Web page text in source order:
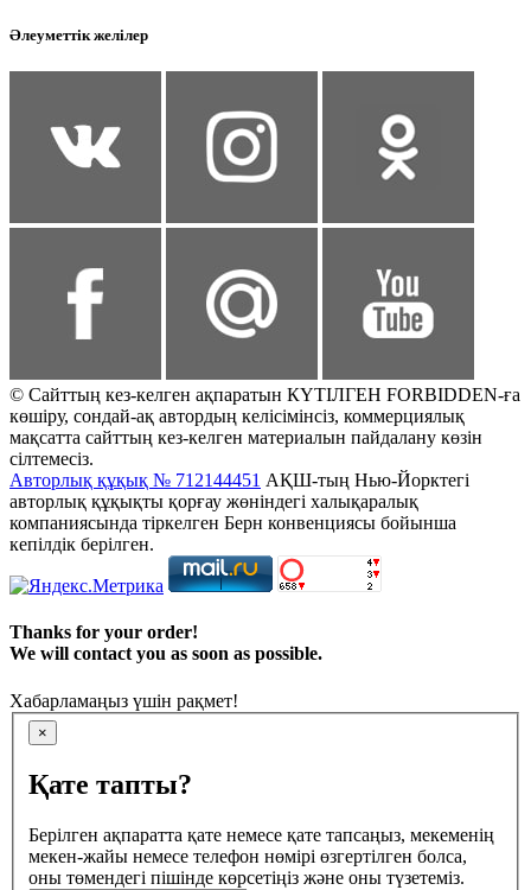
Әлеуметтік желілер
© Сайттың кез-келген ақпаратын КҮТІЛГЕН FORBIDDEN-ға
көшіру, сондай-ақ автордың келісімінсіз, коммерциялық
мақсатта сайттың кез-келген материалын пайдалану көзін
сілтемесіз.
Авторлық құқық № 712144451 АҚШ-тың Нью-Йорктегі
авторлық құқықты қорғау жөніндегі халықаралық
компаниясында тіркелген Берн конвенциясы бойынша
кепілдік берілген.
Thanks for your order!
We will contact you as soon as possible.
Хабарламаңыз үшін рақмет!
×
Қате тапты?
Берілген ақпаратта қате немесе қате тапсаңыз, мекеменің
мекен-жайы немесе телефон нөмірі өзгертілген болса,
оны төмендегі пішінде көрсетіңіз және оны түзетеміз.